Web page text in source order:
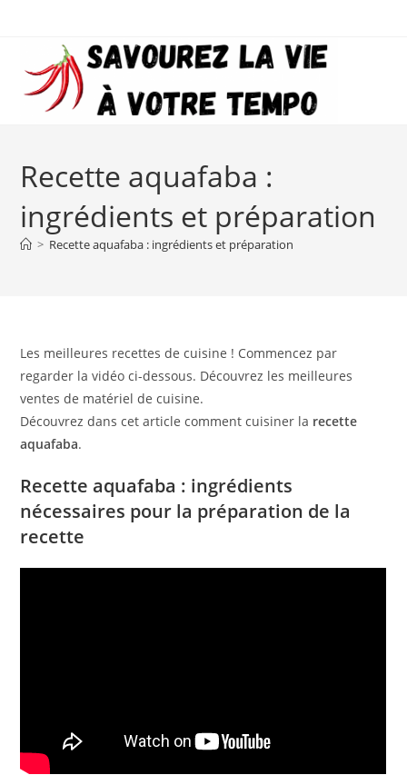
Recette aquafaba :
ingrédients et préparation
> Recette aquafaba : ingrédients et préparation
Les meilleures recettes de cuisine ! Commencez par
regarder la vidéo ci-dessous. Découvrez les meilleures
ventes de matériel de cuisine.
Découvrez dans cet article comment cuisiner la recette
aquafaba.
Recette aquafaba : ingrédients
nécessaires pour la préparation de la
recette